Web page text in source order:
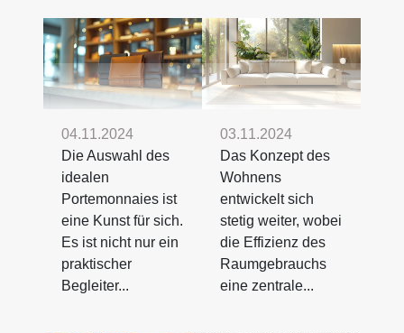
04.11.2024
Die Auswahl des
idealen
Portemonnaies ist
eine Kunst für sich.
Es ist nicht nur ein
praktischer
Begleiter...
03.11.2024
Das Konzept des
Wohnens
entwickelt sich
stetig weiter, wobei
die Effizienz des
Raumgebrauchs
eine zentrale...